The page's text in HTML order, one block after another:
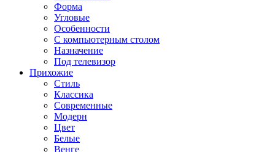
Форма
Угловые
Особенности
С компьютерным столом
Назначение
Под телевизор
Прихожие
Стиль
Классика
Современные
Модерн
Цвет
Белые
Венге